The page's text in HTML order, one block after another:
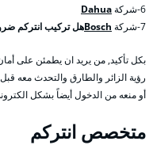
6-شركة
Dahua
7-شركة
Boschهل تركيب انتركم
بكل تأكيد, من يريد ان يطمئن على
رؤية الزائر والطارق والتحدث معه
أو منعه من الدخول أيضاً بشكل
متخصص انتركم